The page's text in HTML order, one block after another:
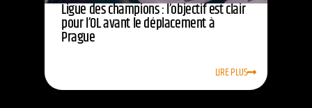
Ligue des champions : l’objectif est clair
pour l’OL avant le déplacement à
Prague
LIRE PLUS